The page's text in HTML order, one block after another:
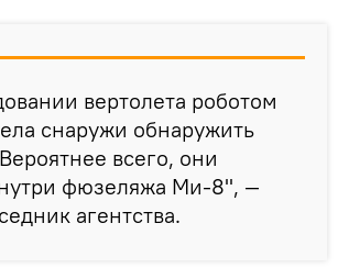
вертолета роботом
снаружи обнаружить
всего, они
фюзеляжа Ми-8", —
агентства.